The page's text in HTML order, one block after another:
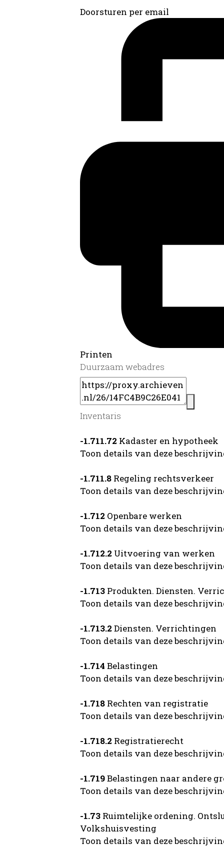
Doorsturen per email
Printen
Duurzaam webadres
Inventaris
-1.711.72 Kadaster en hypotheek
Toon details van deze
-1.711.8 Regeling rechtsverkeer
Toon details van deze
-1.712 Openbare werken
Toon details van deze
-1.712.2 Uitvoering van werken
Toon details van deze
-1.713 Produkten. Diensten.
Toon details van deze
-1.713.2 Diensten. Verrichtingen
Toon details van deze
-1.714 Belastingen
Toon details van deze
-1.718 Rechten van registratie
Toon details van deze
-1.718.2 Registratierecht
Toon details van deze
-1.719Belastingen naar andere
Toon details van deze
-1.73 Ruimtelijke ordening.
Volkshuisvesting
Toon details van deze